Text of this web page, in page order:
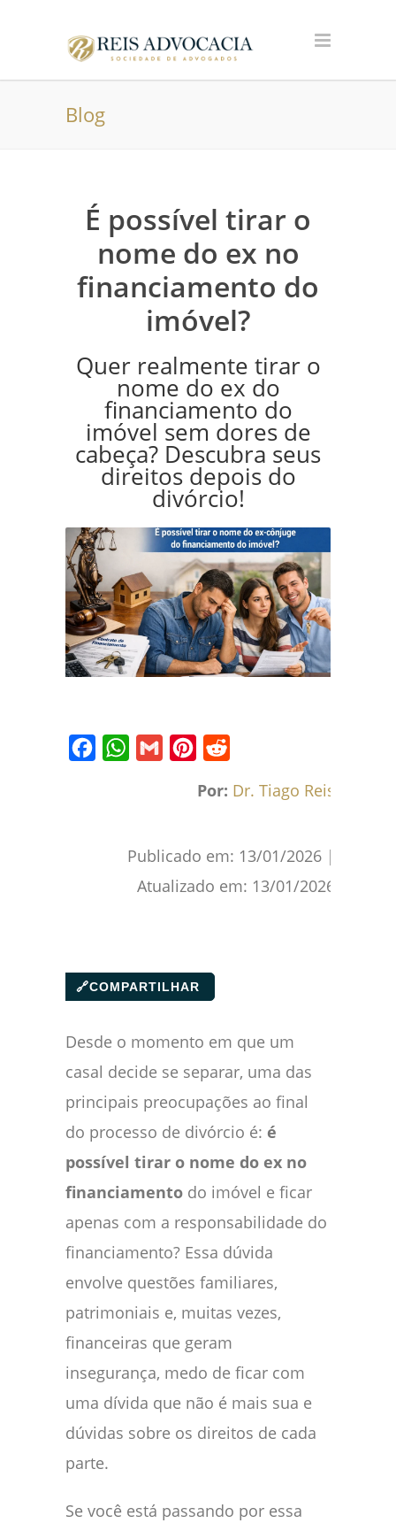
Blog
É possível tirar o
nome do ex no
financiamento do
imóvel?
Quer realmente tirar o
nome do ex do
financiamento do
imóvel sem dores de
cabeça? Descubra seus
direitos depois do
divórcio!
Por: Dr. Tiago Reis
Publicado em: 13/01/2026 |
Atualizado em: 13/01/2026
🔗COMPARTILHAR
Desde o momento em que um
casal decide se separar, uma das
principais preocupações ao final
do processo de divórcio é: é
possível tirar o nome do ex no
financiamento do imóvel e ficar
apenas com a responsabilidade do
financiamento? Essa dúvida
envolve questões familiares,
patrimoniais e, muitas vezes,
financeiras que geram
insegurança, medo de ficar com
uma dívida que não é mais sua e
dúvidas sobre os direitos de cada
parte.
Se você está passando por essa